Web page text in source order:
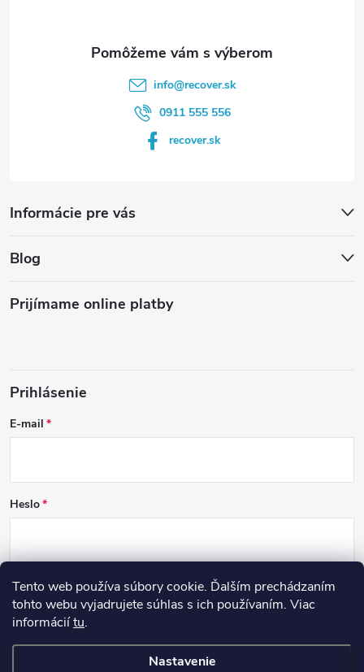
Tento web používa súbory cookie. Ďalším prechádzaním
tohto webu vyjadrujete súhlas s ich používaním. Viac
informáciítu.
Nastavenie
info@recover.sk
0911 555 556
recover.sk
Informácie pre vás
Blog
Prijímame online platby
Prihlásenie
E-mail
Heslo
PRIHLÁSIŤ SA